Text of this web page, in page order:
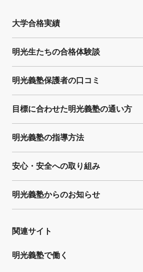
大学合格実績
明光生たちの合格体験談
明光義塾保護者の口コミ
目標に合わせた明光義塾の通い方
明光義塾の指導方法
安心・安全への取り組み
明光義塾からのお知らせ
関連サイト
明光義塾で働く